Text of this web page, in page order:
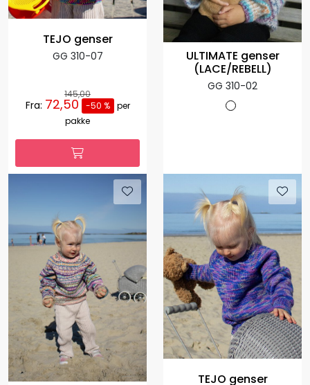
TEJO genser
GG 310-07
145,00
Fra: 72,50 -50 %
per
pakke
ULTIMATE genser
(LACE/REBELL)
GG 310-02
TEJO genser